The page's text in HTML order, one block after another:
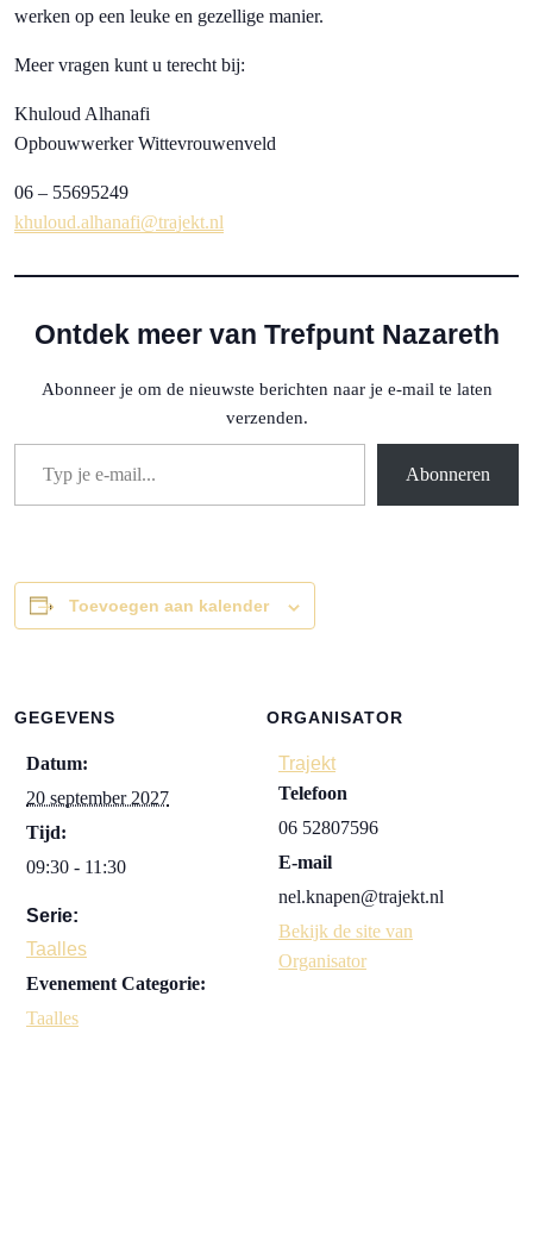
werken op een leuke en gezellige manier.
Meer vragen kunt u terecht bij:
Khuloud Alhanafi
Opbouwwerker Wittevrouwenveld
06 – 55695249
khuloud.alhanafi@trajekt.nl
Ontdek meer van Trefpunt Nazareth
Abonneer je om de nieuwste berichten naar je e-mail te laten
verzenden.
Typ je e-mail...
Abonneren
Toevoegen aan kalender
GEGEVENS
Datum:
20 september 2027
Tijd:
09:30 - 11:30
Serie:
Taalles
Evenement Categorie:
Taalles
ORGANISATOR
Trajekt
Telefoon
06 52807596
E-mail
nel.knapen@trajekt.nl
Bekijk de site van
Organisator